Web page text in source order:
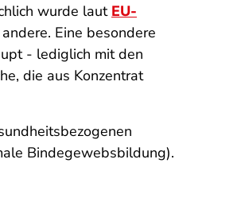
wurde laut EU-
Eine besondere
- lediglich mit den
die aus Konzentrat
Bindegewebsbildung).